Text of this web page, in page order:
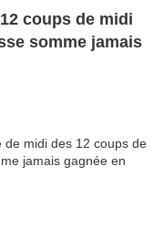
coups de midi
somme jamais